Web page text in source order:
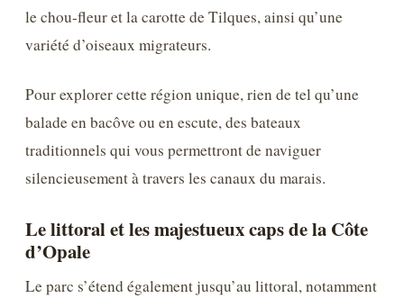
le chou-fleur et la carotte de Tilques, ainsi qu’une
variété d’oiseaux migrateurs.
Pour explorer cette région unique, rien de tel qu’une
balade en bacôve ou en escute, des bateaux
traditionnels qui vous permettront de naviguer
silencieusement à travers les canaux du marais.
Le littoral et les majestueux caps de la Côte
d’Opale
Le parc s’étend également jusqu’au littoral, notamment